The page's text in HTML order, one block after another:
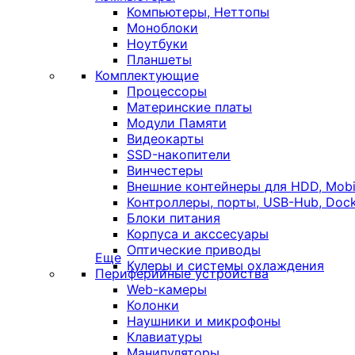
Компьютеры, Неттопы
Моноблоки
Ноутбуки
Планшеты
Комплектующие
Процессоры
Материнские платы
Модули Памяти
Видеокарты
SSD-накопители
Винчестеры
Внешние контейнеры для HDD,
Контроллеры, порты, USB-Hub,
Блоки питания
Корпуса и акссесуары
Оптические приводы
Кулеры и системы охлаждения
Еще
Периферийные устройства
Web-камеры
Колонки
Наушники и микрофоны
Клавиатуры